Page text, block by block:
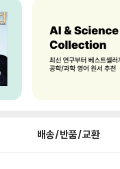
배송/반품/교환